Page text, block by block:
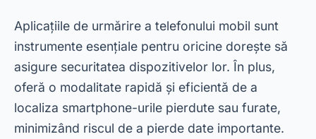
Aplicațiile de urmărire a telefonului mobil sunt
instrumente esențiale pentru oricine dorește să
asigure securitatea dispozitivelor lor. În plus,
oferă o modalitate rapidă și eficientă de a
localiza smartphone-urile pierdute sau furate,
minimizând riscul de a pierde date importante.